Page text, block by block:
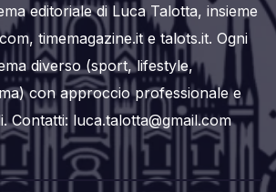
editoriale di Luca Talotta, insieme
timemagazine.it e talots.it. Ogni
diverso (sport, lifestyle,
con approccio professionale e
Contatti: luca.talotta@gmail.com